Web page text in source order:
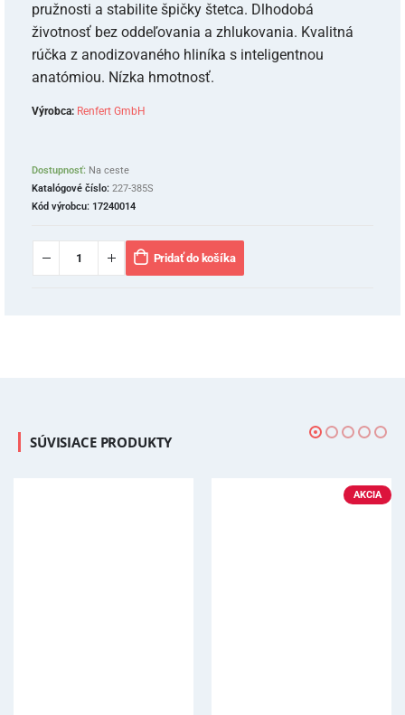
pružnosti a stabilite špičky štetca. Dlhodobá
životnosť bez oddeľovania a zhlukovania. Kvalitná
rúčka z anodizovaného hliníka s inteligentnou
anatómiou. Nízka hmotnosť.
Výrobca: Renfert GmbH
Dostupnosť: Na ceste
Katalógové číslo: 227-385S
Kód výrobcu: 17240014
Pridať do košíka
SÚVISIACE PRODUKTY
AKCIA